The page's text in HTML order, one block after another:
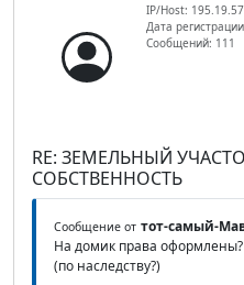
IP/Host:
Дата
Сообщений: 111
RE: ЗЕМЕЛЬНЫЙ
СОБСТВЕННОСТЬ
Сообщение от тот-самый-
На домик права
(по наследству?)